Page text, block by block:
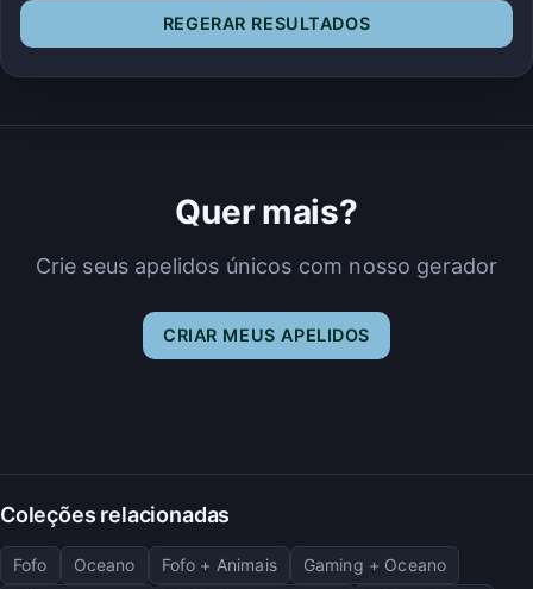
REGERAR RESULTADOS
Quer mais?
Crie seus apelidos únicos com nosso gerador
CRIAR MEUS APELIDOS
Coleções relacionadas
Fofo Oceano Fofo + Animais
Gaming + Oceano